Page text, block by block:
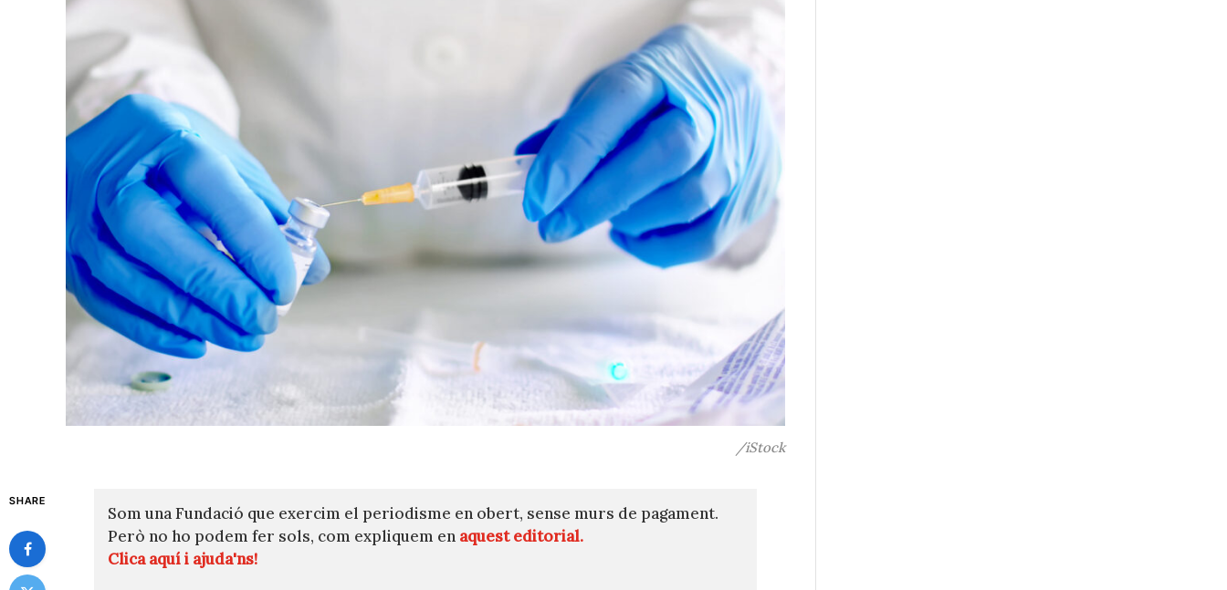
/iStock
SHARE
Som una Fundació que exercim el periodisme en obert, sense murs de pagament.
Però no ho podem fer sols, com expliquem en aquest editorial.
Clica aquí i ajuda'ns!